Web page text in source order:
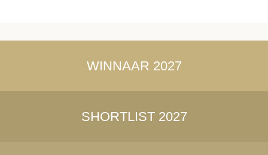
WINNAAR 2027
SHORTLIST 2027